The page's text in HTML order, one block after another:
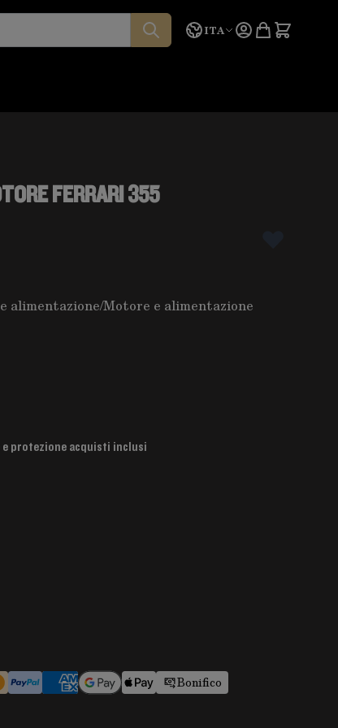
Lingua
ITA Preventivo
FERRARI 355
alimentazione/Motore e alimentazione
e protezione acquisti inclusi
Bonifico